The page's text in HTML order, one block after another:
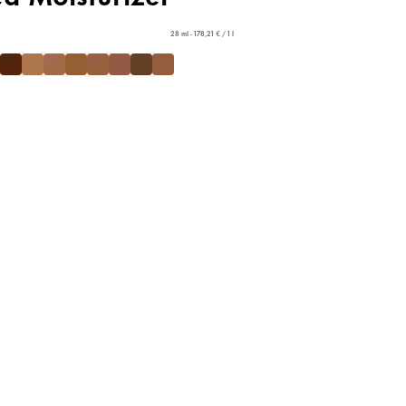
28 ml - 178,21 € / 1 l